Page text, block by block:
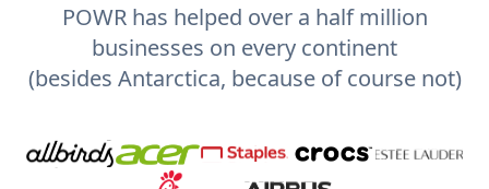
POWR has helped over a half million
businesses on every continent
(besides Antarctica, because of course not)